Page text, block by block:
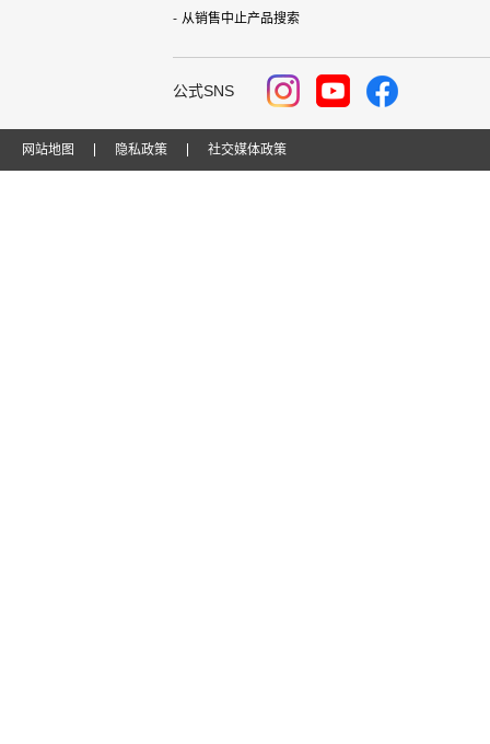
从销售中止产品搜索
公式SNS
网站地图 隐私政策 社交媒体政策